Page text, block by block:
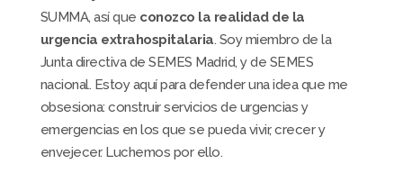
SUMMA, así que conozco la realidad de la
urgencia extrahospitalaria. Soy miembro de la
Junta directiva de SEMES Madrid, y de SEMES
nacional. Estoy aquí para defender una idea que me
obsesiona: construir servicios de urgencias y
emergencias en los que se pueda vivir, crecer y
envejecer. Luchemos por ello.